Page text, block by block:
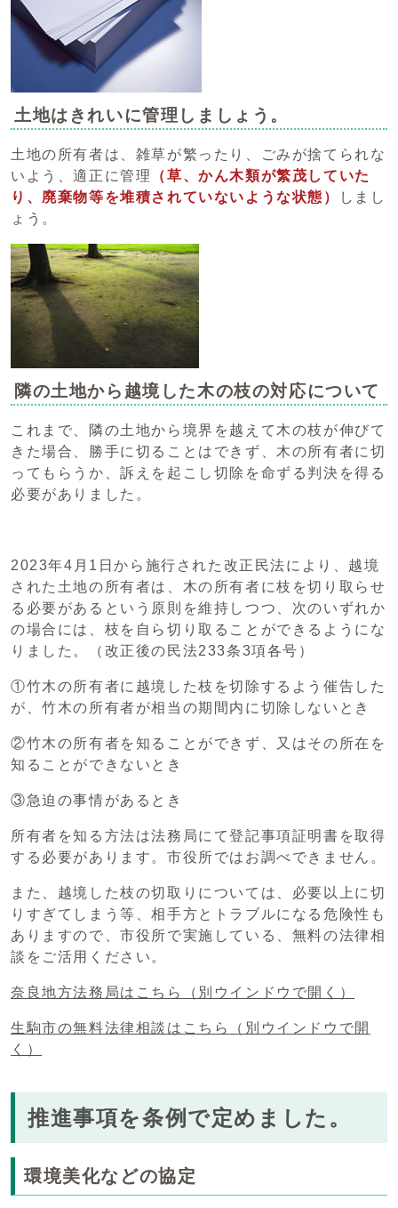
土地はきれいに管理しましょう。
土地の所有者は、雑草が繁ったり、ごみが捨てられな
いよう、適正に管理
（草、かん木類が繁茂していた
り、廃棄物等を堆積されていないような状態）
しまし
ょう。
隣の土地から越境した木の枝の対応について
これまで、隣の土地から境界を越えて木の枝が伸びて
きた場合、勝手に切ることはできず、木の所有者に切
ってもらうか、訴えを起こし切除を命ずる判決を得る
必要がありました。
2023年4月1日から施行された改正民法により、越境
された土地の所有者は、木の所有者に枝を切り取らせ
る必要があるという原則を維持しつつ、次のいずれか
の場合には、枝を自ら切り取ることができるようにな
りました。（改正後の民法233条3項各号）
①竹木の所有者に越境した枝を切除するよう催告した
が、竹木の所有者が相当の期間内に切除しないとき
②竹木の所有者を知ることができず、又はその所在を
知ることができないとき
③急迫の事情があるとき
所有者を知る方法は法務局にて登記事項証明書を取得
する必要があります。市役所ではお調べできません。
また、越境した枝の切取りについては、必要以上に切
りすぎてしまう等、相手方とトラブルになる危険性も
ありますので、市役所で実施している、無料の法律相
談をご活用ください。
奈良地方法務局はこちら （別ウインドウで開く）
生駒市の無料法律相談はこちら
（別ウインドウで開
く）
推進事項を条例で定めました。
環境美化などの協定